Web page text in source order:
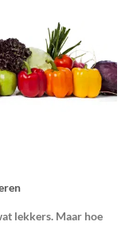
lekkers. Maar hoe